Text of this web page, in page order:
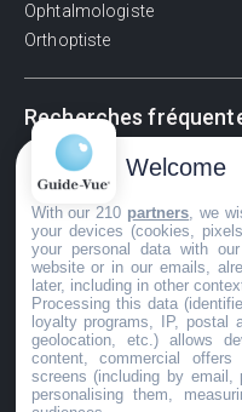
Ophtalmologiste
Orthoptiste
Recherches
Pathologies adultes
Signes d'une urgence
La vision
Acuité visuelle
Myosis / mydriase
Œdème oculaire
©GuideVue2024
Welcome
With our 210 partners , we
your devices (cookies,
your personal data with
website or in our emails,
later, including in other
Processing this data
loyalty programs, IP, postal
geolocation, etc.) allows
content, commercial
screens (including by email,
personalising them,